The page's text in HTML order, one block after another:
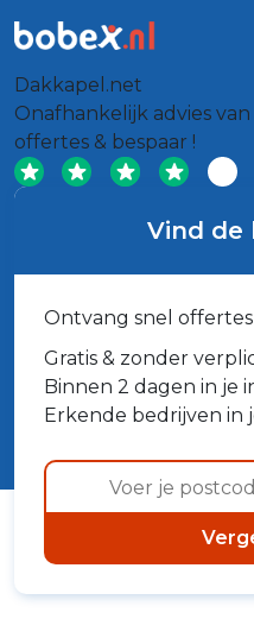
Dakkapel.net
Onafhankelijk advies
offertes & bespaar !
Vind de
Ontvang snel
Gratis & zonder
Binnen 2 dagen in je
Erkende bedrijven in